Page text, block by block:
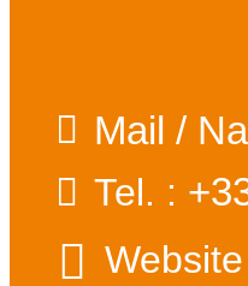
Mail /
Tel. :
Website